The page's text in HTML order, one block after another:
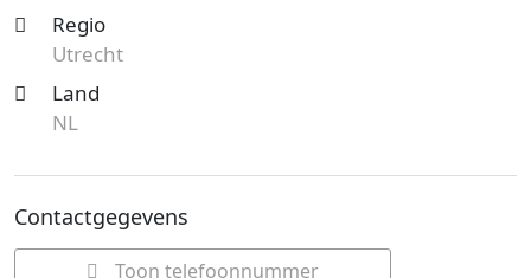
Regio
Utrecht
Land
NL
Contactgegevens
Toon telefoonnummer